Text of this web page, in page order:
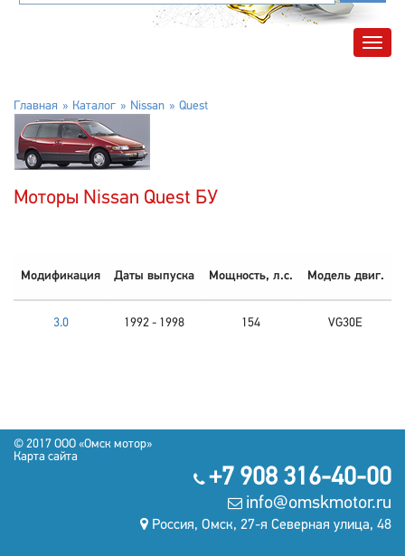
Главная Каталог Nissan Quest
Моторы Nissan Quest БУ
Модификация Даты выпуска Мощность, л.с. Модель двиг.
3.0 1992 - 1998 154 VG30E
© 2017 OOO «Омск мотор»
Карта сайта
+7 908 316-40-00
info@omskmotor.ru
Россия, Омск, 27-я Северная улица, 48